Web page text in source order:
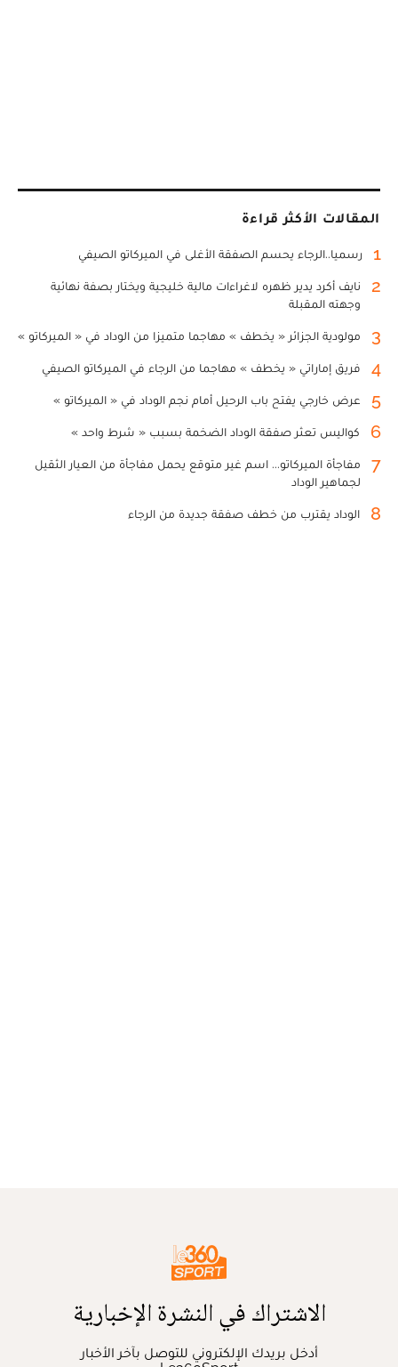
المقالات الأكثر قراءة
1 رسميا..الرجاء يحسم الصفقة الأغلى في الميركاتو الصيفي
2
نايف أكرد يدير ظهره لاغراءات مالية خليجية ويختار بصفة نهائية
وجهته المقبلة
3 مولودية الجزائر « يخطف » مهاجما متميزا من الوداد في « الميركاتو »
4 فريق إماراتي « يخطف » مهاجما من الرجاء في الميركاتو الصيفي
5 عرض خارجي يفتح باب الرحيل أمام نجم الوداد في « الميركاتو »
6 كواليس تعثر صفقة الوداد الضخمة بسبب « شرط واحد »
7
مفاجأة الميركاتو... اسم غير متوقع يحمل مفاجأة من العيار الثقيل
لجماهير الوداد
8 الوداد يقترب من خطف صفقة جديدة من الرجاء
الاشتراك في النشرة الإخبارية
أدخل بريدك الإلكتروني للتوصل بآخر الأخبار